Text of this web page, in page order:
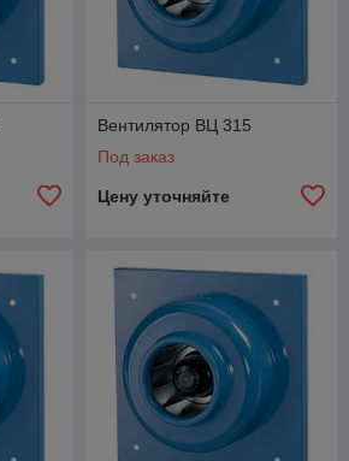
Вентилятор ВЦ 315
Под заказ
Цену уточняйте